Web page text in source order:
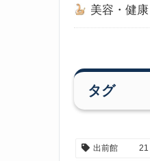
美容・健康
タグ
出前館 21